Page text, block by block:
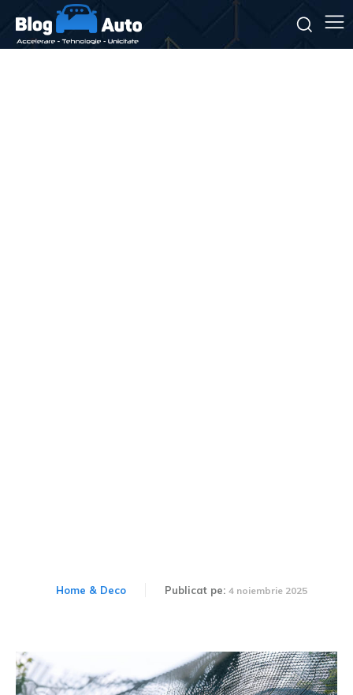
Home & Deco Publicat pe: 4 noiembrie 2025